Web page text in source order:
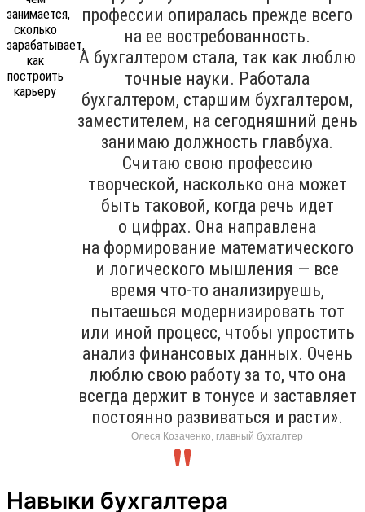
профессии опиралась прежде всего
на ее востребованность.
А бухгалтером стала, так как люблю
точные науки. Работала
бухгалтером, старшим бухгалтером,
заместителем, на сегодняшний день
занимаю должность главбуха.
Считаю свою профессию
творческой, насколько она может
быть таковой, когда речь идет
о цифрах. Она направлена
на формирование математического
и логического мышления — все
время что-то анализируешь,
пытаешься модернизировать тот
или иной процесс, чтобы упростить
анализ финансовых данных. Очень
люблю свою работу за то, что она
всегда держит в тонусе и заставляет
постоянно развиваться и расти».
Олеся Козаченко, главный бухгалтер
Навыки бухгалтера